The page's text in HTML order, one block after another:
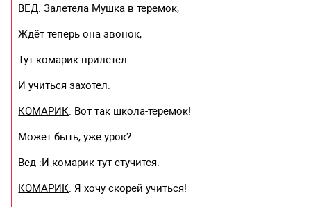
ВЕД. Залетела Мушка в теремок,
Ждёт теперь она звонок,
Тут комарик прилетел
И учиться захотел.
КОМАРИК. Вот так школа-теремок!
Может быть, уже урок?
Вед :И комарик тут стучится.
КОМАРИК. Я хочу скорей учиться!